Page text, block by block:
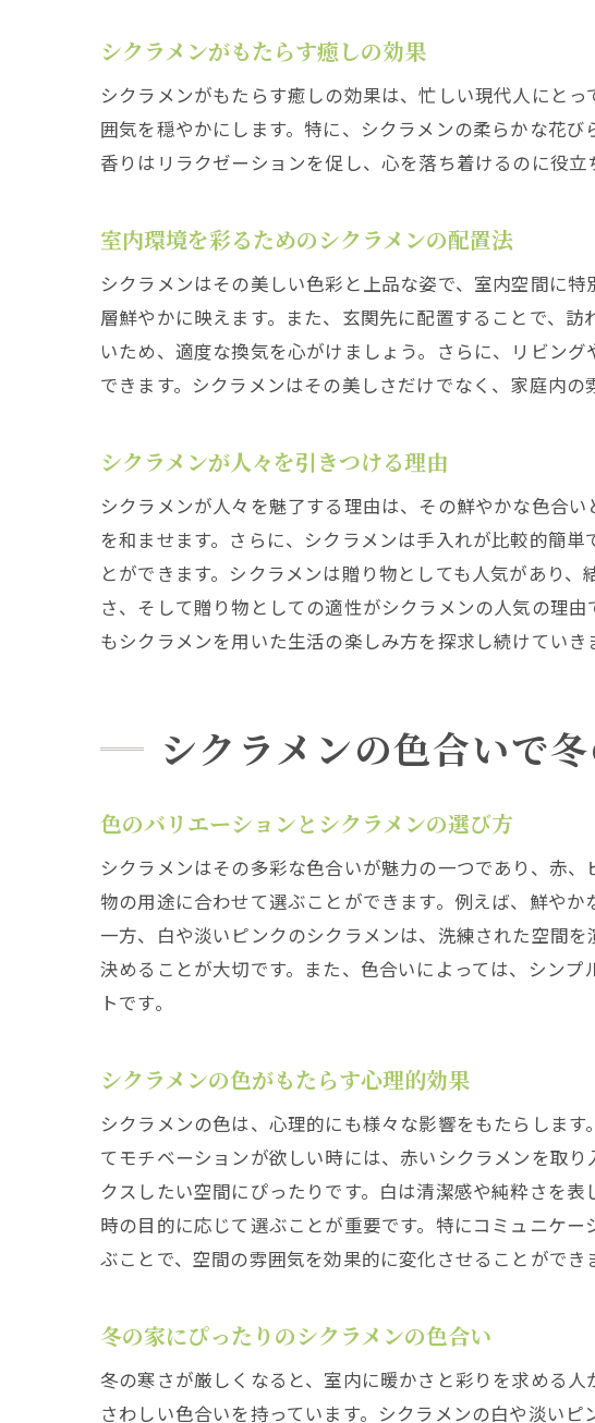
自
育
シ
シ
シクラ
シ
シ
鮮やか
シ
鮮
シクラ
シ
冬
シ
シクラメンがもたらす癒しの効果
シクラメンがもたらす癒しの効果は、忙しい現代人にと
囲気を穏やかにします。特に、シクラメンの柔らかな花
香りはリラクゼーションを促し、心を落ち着けるのに役
室内環境を彩るためのシクラメンの配置法
シクラメンはその美しい色彩と上品な姿で、室内空間に
層鮮やかに映えます。また、玄関先に配置することで、
いため、適度な換気を心がけましょう。さらに、リビン
できます。シクラメンはその美しさだけでなく、家庭内
シクラメンが人々を引きつける理由
シクラメンが人々を魅了する理由は、その鮮やかな色合
を和ませます。さらに、シクラメンは手入れが比較的簡
とができます。シクラメンは贈り物としても人気があり
さ、そして贈り物としての適性がシクラメンの人気の理
もシクラメンを用いた生活の楽しみ方を探求し続けていき
シクラメンの色合いで
色のバリエーションとシクラメンの選び方
シクラメンはその多彩な色合いが魅力の一つであり、赤
物の用途に合わせて選ぶことができます。例えば、鮮や
一方、白や淡いピンクのシクラメンは、洗練された空間
決めることが大切です。また、色合いによっては、シン
トです。
シクラメンの色がもたらす心理的効果
シクラメンの色は、心理的にも様々な影響をもたらしま
てモチベーションが欲しい時には、赤いシクラメンを取
クスしたい空間にぴったりです。白は清潔感や純粋さを
時の目的に応じて選ぶことが重要です。特にコミュニケ
ぶことで、空間の雰囲気を効果的に変化させることができ
冬の家にぴったりのシクラメンの色合い
冬の寒さが厳しくなると、室内に暖かさと彩りを求める
さわしい色合いを持っています。シクラメンの白や淡い